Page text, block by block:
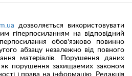
дозволяється використовувати
гіперпосиланням на відповідний
обов'язково повинно
абзацу незалежно від повного
матеріалів. Порушення даних
порушення захищаемих законом